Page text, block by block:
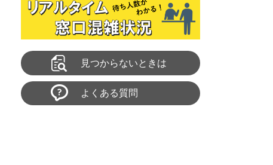
見つからないときは
よくある質問